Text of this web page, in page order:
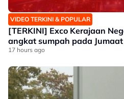
VIDEO TERKINI & POPULAR
[TERKINI] Exco Kerajaan
angkat sumpah pada Jumaat
17 hours ago